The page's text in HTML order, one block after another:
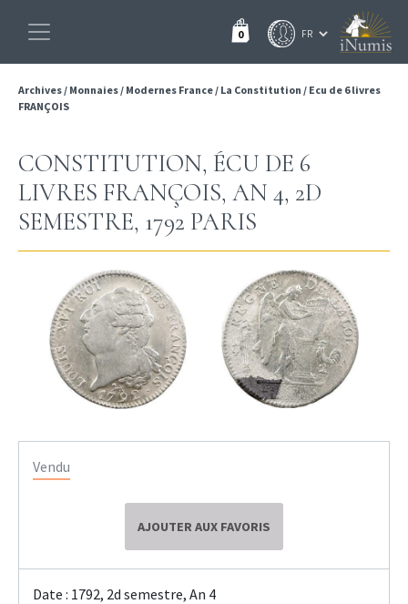
0
Archives/ Monnaies/ Modernes France/ La Constitution / Ecu de 6 livres
FRANÇOIS
CONSTITUTION, ÉCU DE 6
LIVRES FRANÇOIS, AN 4, 2D
SEMESTRE, 1792 PARIS
Vendu
AJOUTER AUX FAVORIS
Date : 1792, 2d semestre, An 4